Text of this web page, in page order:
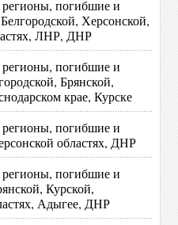
погибшие и
Херсонской,
ЛНР, ДНР
погибшие и
Брянской,
крае, Курске
погибшие и
областях, ДНР
погибшие и
Курской,
Адыгее, ДНР